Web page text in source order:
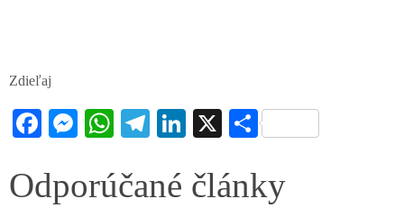
Zdieľaj
Fa
bo
M
se
W
ts
Te
gr
Li
ed
X S
re
Odporúčané články